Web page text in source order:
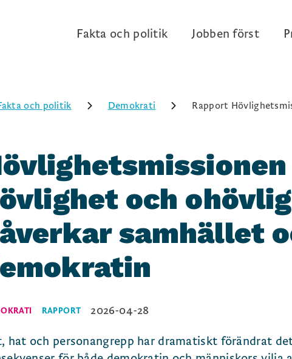
Fakta och politik Jobben först
och politik Demokrati Rapport
och
samhället
RAPPORT 2026-04-28
hat och personangrepp har dramatiskt förändrat